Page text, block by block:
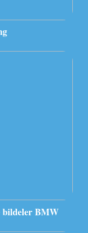
bildeler BMW